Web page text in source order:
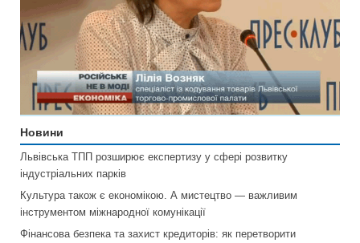
Новини
Львівська ТПП розширює експертизу у сфері розвитку
індустріальних парків
Культура також є економікою. А мистецтво — важливим
інструментом міжнародної комунікації
Фінансова безпека та захист кредиторів: як перетворити